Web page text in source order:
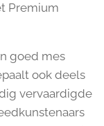
Premium
goed mes
ook deels
vervaardigde